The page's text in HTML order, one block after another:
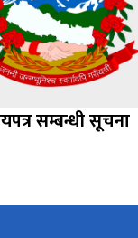
सम्बन्धी सूचना